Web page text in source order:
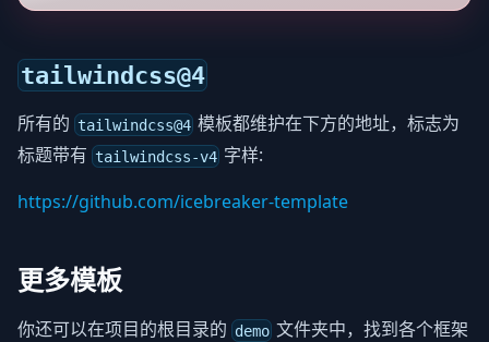
tailwindcss@4
所有的 tailwindcss@4 模板都维护在下方的地址，标志为
标题带有 tailwindcss-v4 字样:
https://github.com/icebreaker-template
更多模板
你还可以在项目的根目录的 demo 文件夹中，找到各个框架